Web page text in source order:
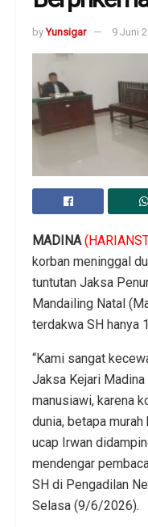
by Yunsigar 9 Juni
MADINA
korban meninggal
tuntutan Jaksa
Mandailing Natal
terdakwa SH hanya
“Kami sangat
Jaksa Kejari
manusiawi, karena
dunia, betapa
ucap Irwan
mendengar
SH di Pengadilan
Selasa (9/6/2026).